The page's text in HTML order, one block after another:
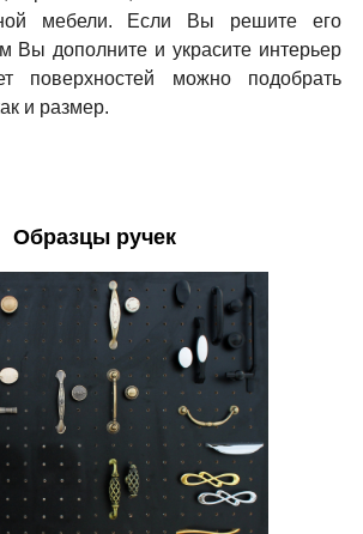
мебели. Если Вы решите его
Вы дополните и украсите интерьер
поверхностей можно подобрать
и размер.
Образцы ручек